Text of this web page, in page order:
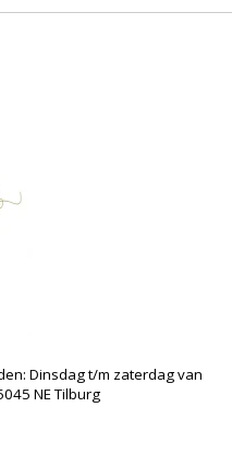
Dinsdag t/m zaterdag van
NE Tilburg